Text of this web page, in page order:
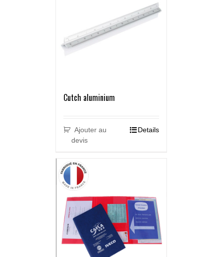
Cutch aluminium
Ajouter au
devis
Details